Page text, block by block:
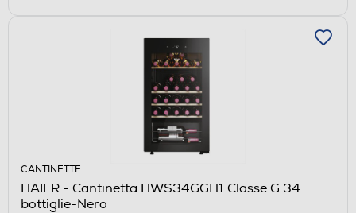
CANTINETTE
HAIER - Cantinetta HWS34GGH1 Classe G 34
bottiglie-Nero